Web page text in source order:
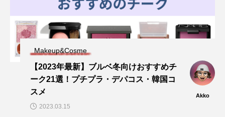
Makeup&Cosme
【2023年最新】ブルベ冬向けおすすめチ
ーク21選！プチプラ・デパコス・韓国コ
スメ
Akko
2023.03.15